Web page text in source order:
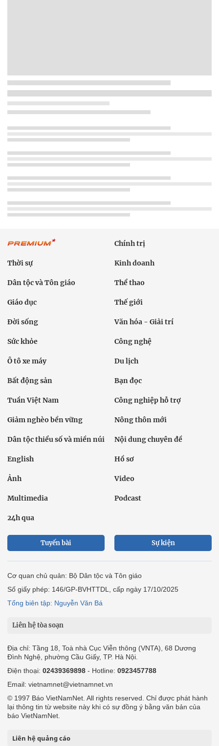
Chính trị
Thời sự Kinh doanh
Dân tộc và Tôn giáo Thể thao
Giáo dục Thế giới
Đời sống Văn hóa - Giải trí
Sức khỏe Công nghệ
Ô tô xe máy Du lịch
Bất động sản Bạn đọc
Tuần Việt Nam Công nghiệp hỗ trợ
Giảm nghèo bền vững Nông thôn mới
Dân tộc thiểu số và miền núi Nội dung chuyên đề
English Hồ sơ
Ảnh Video
Multimedia Podcast
24h qua
Tuyến bài Sự kiện
Cơ quan chủ quản: Bộ Dân tộc và Tôn giáo
Số giấy phép: 146/GP-BVHTTDL, cấp ngày 17/10/2025
Tổng biên tập: Nguyễn Văn Bá
Liên hệ tòa soạn
Địa chỉ: Tầng 18, Toà nhà Cục Viễn thông (VNTA), 68 Dương
Đình Nghệ, phường Cầu Giấy, TP. Hà Nội.
Điện thoại: 02439369898 - Hotline: 0923457788
Email: vietnamnet@vietnamnet.vn
© 1997 Báo VietNamNet. All rights reserved. Chỉ được phát hành
lại thông tin từ website này khi có sự đồng ý bằng văn bản của
báo VietNamNet.
Liên hệ quảng cáo